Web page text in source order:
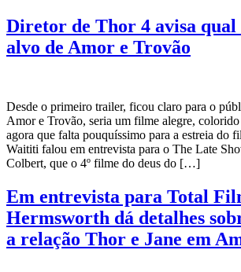
Diretor de Thor 4 avisa qual
alvo de Amor e Trovão
Desde o primeiro trailer, ficou claro para o
Amor e Trovão, seria um filme alegre,
agora que falta pouquíssimo para a estreia do
Waititi falou em entrevista para o The Late
Colbert, que o 4º filme do deus do […]
Em entrevista para Total
Hermsworth dá detalhes
a relação Thor e Jane em